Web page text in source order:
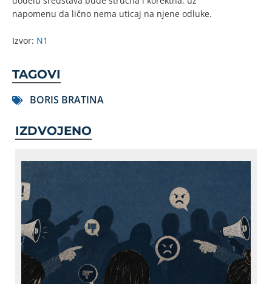
napomenu da lično nema uticaj na njene odluke.
Izvor: N1
TAGOVI
BORIS BRATINA
IZDVOJENO